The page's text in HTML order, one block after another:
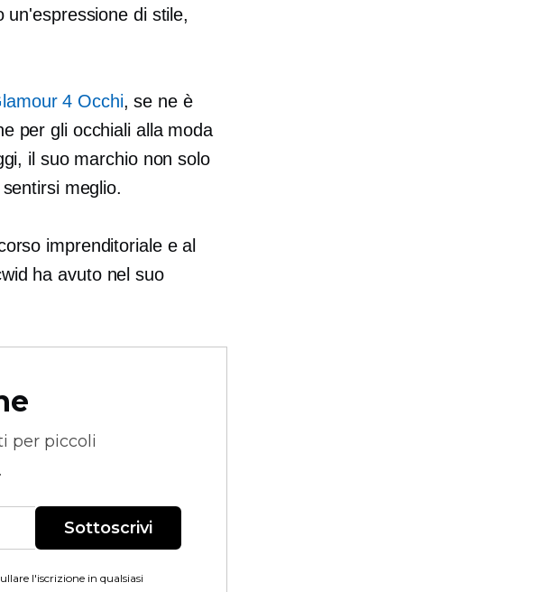
un'espressione di stile,
4 Occhi, se ne è
per gli occhiali alla moda
il suo marchio non solo
meglio.
imprenditoriale e al
ha avuto nel suo
per piccoli
Sottoscrivi
l'iscrizione in qualsiasi